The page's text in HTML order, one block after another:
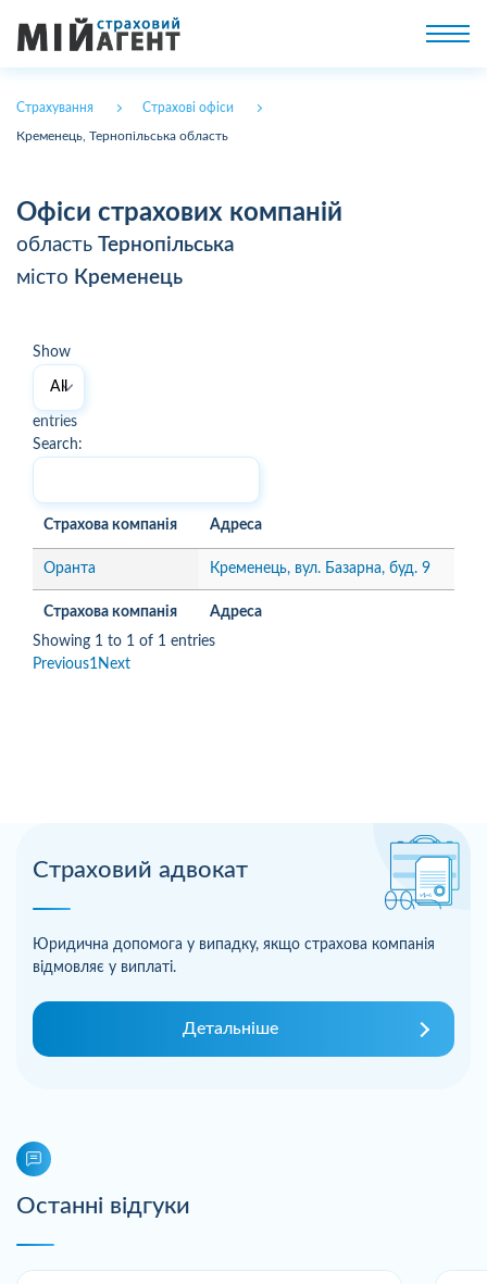
Страхування Страхові офіси
Кременець, Тернопільська область
Страховий адвокат
Юридична допомога у випадку, якщо страхова компанія
відмовляє у виплаті.
Детальніше
Останні відгуки
Офіси страхових компаній
область Тернопільська
місто Кременець
Show
entries
Search:
Страхова компанія Адреса
Страхова компанія Адреса
Оранта Кременець, вул. Базарна, буд. 9
Showing 1 to 1 of 1 entries
Previous1Next